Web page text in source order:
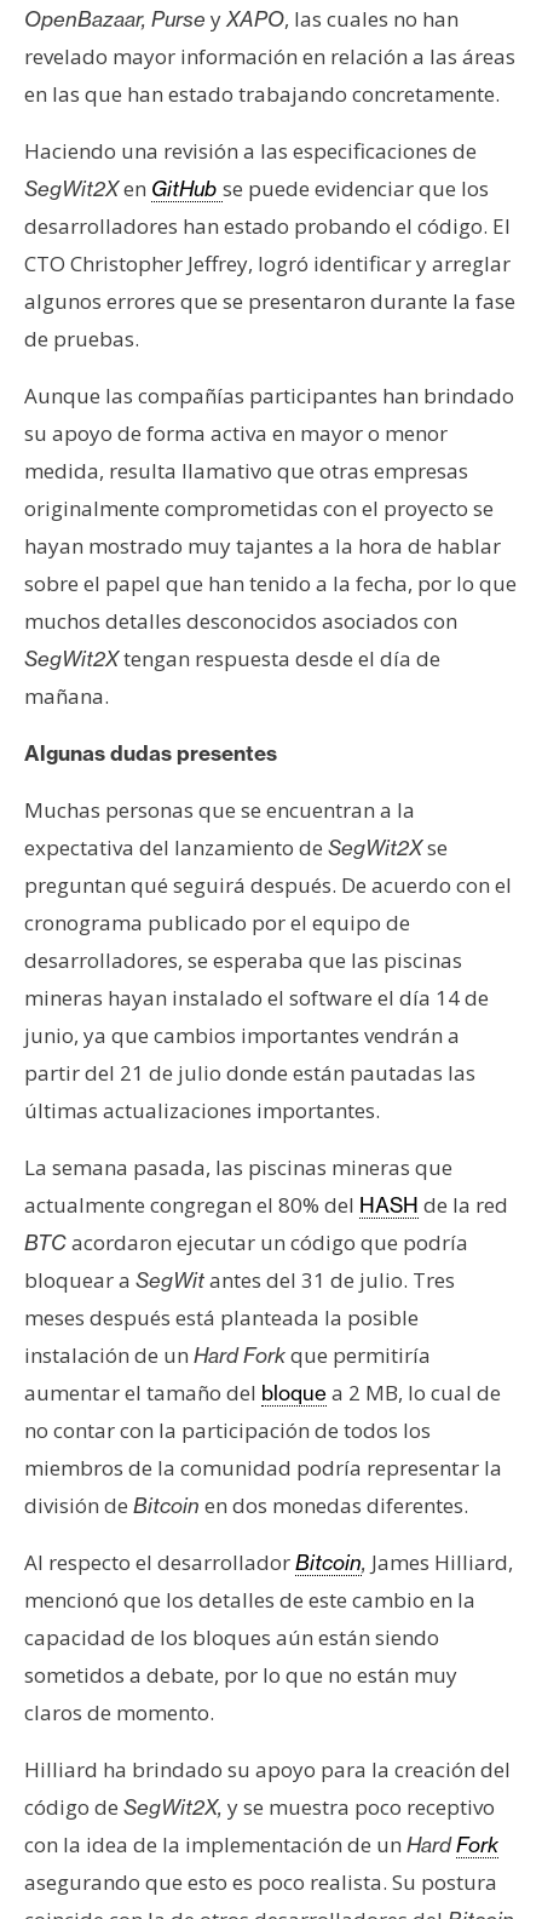
OpenBazaar, Purse yXAPO, las cuales no han
revelado mayor información en relación a las áreas
en las que han estado trabajando concretamente.
Haciendo una revisión a las especificaciones de
SegWit2Xen GitHub se puede evidenciar que los
desarrolladores han estado probando el código. El
CTO Christopher Jeffrey, logró identificar y arreglar
algunos errores que se presentaron durante la fase
de pruebas.
Aunque las compañías participantes han brindado
su apoyo de forma activa en mayor o menor
medida, resulta llamativo que otras empresas
originalmente comprometidas con el proyecto se
hayan mostrado muy tajantes a la hora de hablar
sobre el papel que han tenido a la fecha, por lo que
muchos detalles desconocidos asociados con
SegWit2Xtengan respuesta desde el día de
mañana.
Algunas dudas presentes
Muchas personas que se encuentran a la
expectativa del lanzamiento de SegWit2Xse
preguntan qué seguirá después. De acuerdo con el
cronograma publicado por el equipo de
desarrolladores, se esperaba que las piscinas
mineras hayan instalado el software el día 14 de
junio, ya que cambios importantes vendrán a
partir del 21 de julio donde están pautadas las
últimas actualizaciones importantes.
La semana pasada, las piscinas mineras que
actualmente congregan el 80% del HASH de la red
BTCacordaron ejecutar un código que podría
bloquear a SegWitantes del 31 de julio. Tres
meses después está planteada la posible
instalación de un Hard Forkque permitiría
aumentar el tamaño del bloquea 2 MB, lo cual de
no contar con la participación de todos los
miembros de la comunidad podría representar la
división de Bitcoin en dos monedas diferentes.
Al respecto el desarrolladorBitcoin, James Hilliard,
mencionó que los detalles de este cambio en la
capacidad de los bloques aún están siendo
sometidos a debate, por lo que no están muy
claros de momento.
Hilliard ha brindado su apoyo para la creación del
código de SegWit2X, y se muestra poco receptivo
con la idea de la implementación de un HardFork
asegurando que esto es poco realista. Su postura